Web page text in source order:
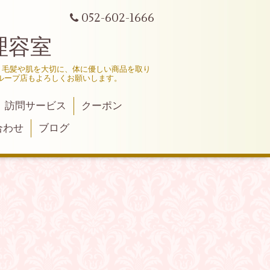
052-602-1666
室
髪や肌を大切に、体に優しい商品を取り
プ店もよろしくお願いします。
訪問サービス
クーポン
わせ
ブログ